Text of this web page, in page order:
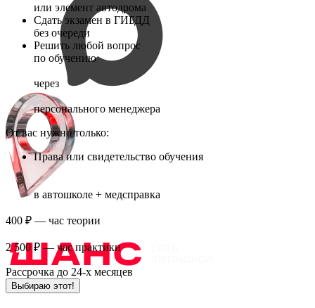
или элемент автодрома
Сдать экзамен в ГИБДД
без очереди
Решить любой вопрос
по обучению
через
персонального менеджера
От вас нужно только:
Права или свидетельство обучения
в автошколе + медсправка
400 ₽ — час теории
2 500 ₽ — час практики
Рассрочка до 24-х месяцев
Выбираю этот!